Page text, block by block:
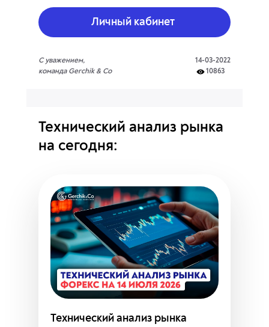
Личный кабинет
С уважением,
команда Gerchik & Co
14-03-2022
10863
Технический анализ рынка
на сегодня:
Технический анализ рынка